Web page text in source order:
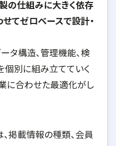
の仕組みに大きく依存
てゼロベースで設計・
タ構造、管理機能、検
個別に組み立てていく
に合わせた最適化がし
掲載情報の種類、会員